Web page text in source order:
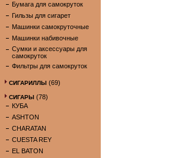
Бумага для самокруток
Гильзы для сигарет
Машинки самокруточные
Машинки набивочные
Сумки и аксессуары для
самокруток
Фильтры для самокруток
СИГАРИЛЛЫ (69)
СИГАРЫ (78)
КУБА
ASHTON
CHARATAN
CUESTA REY
EL BATON